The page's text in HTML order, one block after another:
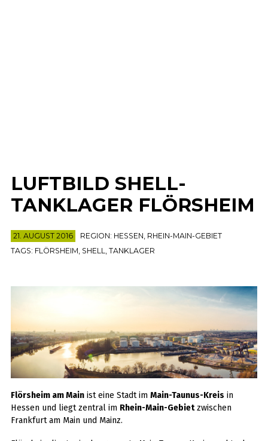
LUFTBILD SHELL-
TANKLAGER FLÖRSHEIM
21. AUGUST 2016 REGION: HESSEN, RHEIN-MAIN-GEBIET
TAGS: FLÖRSHEIM, SHELL, TANKLAGER
Flörsheim am Mainist eine Stadt im Main-Taunus-Kreis in
Hessen und liegt zentral im Rhein-Main-Gebietzwischen
Frankfurt am Main und Mainz.